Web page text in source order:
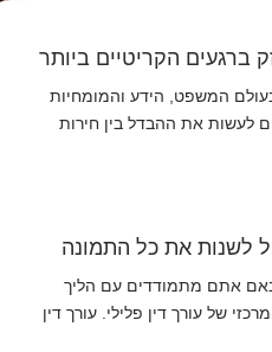
ברגעים הקריטיים ביותר
המשפט, הידע והמומחיות
לעשות את ההבדל בין חירות
לשנות את כל התמונה
באם אתם מתמודדים עם הליך
של עורך דין פלילי. עורך דין